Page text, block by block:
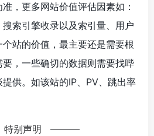
，更多网站价值评估因素如：
索引擎收录以及索引量、用户
站的价值，最主要还是需要根
，一些确切的数据则需要找哔
供。如该站的IP、PV、跳出率
特别声明